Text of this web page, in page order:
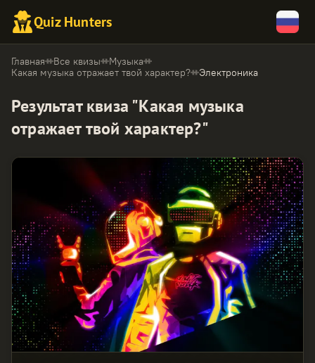
Quiz Hunters
Главная Все квизы
Музыка
Какая музыка отражает твой характер?
Электроника
Результат квиза "Какая музыка
отражает твой характер?"